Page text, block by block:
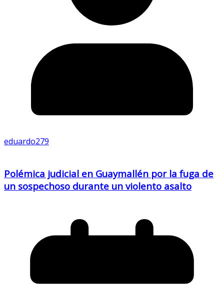
eduardo279
Polémica judicial en Guaymallén por la fuga de
un sospechoso durante un violento asalto